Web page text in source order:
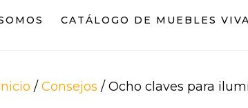
CATÁLOGO DE MUEBLES
/ Consejos /Ocho claves para